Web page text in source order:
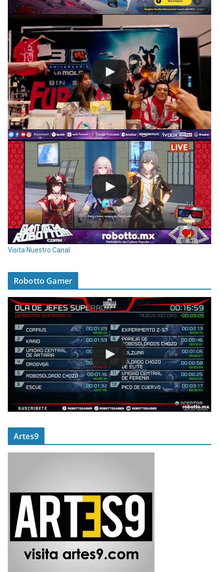
Visita Nuestro Canal
Robotto Gamer
Artes9